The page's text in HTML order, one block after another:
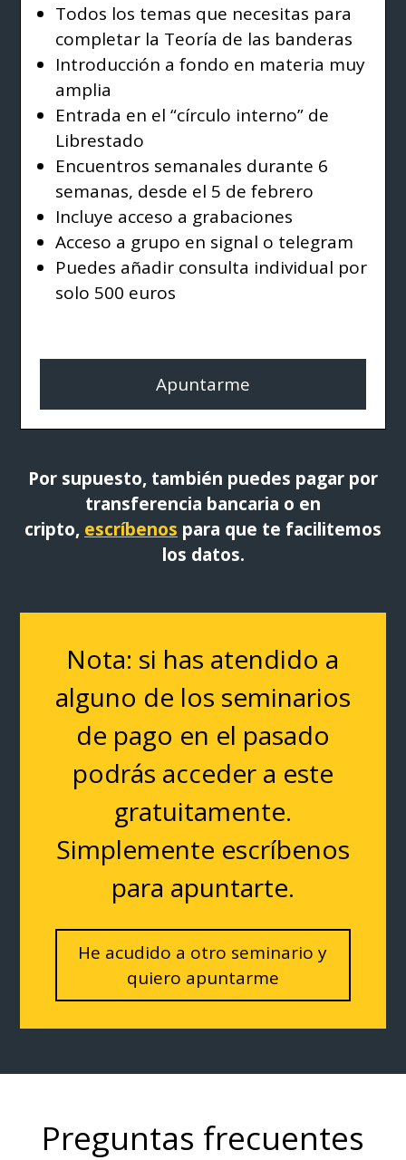
Todos los temas que necesitas para
completar la Teoría de las banderas
Introducción a fondo en materia muy
amplia
Entrada en el “círculo interno” de
Librestado
Encuentros semanales durante 6
semanas, desde el 5 de febrero
Incluye acceso a grabaciones
Acceso a grupo en signal o telegram
Puedes añadir consulta individual por
solo 500 euros
Apuntarme
Por supuesto, también puedes pagar por
transferencia bancaria o en
cripto, escríbenos para que te facilitemos
los datos.
Nota: si has atendido a
alguno de los seminarios
de pago en el pasado
podrás acceder a este
gratuitamente.
Simplemente escríbenos
para apuntarte.
He acudido a otro seminario y
quiero apuntarme
Preguntas frecuentes